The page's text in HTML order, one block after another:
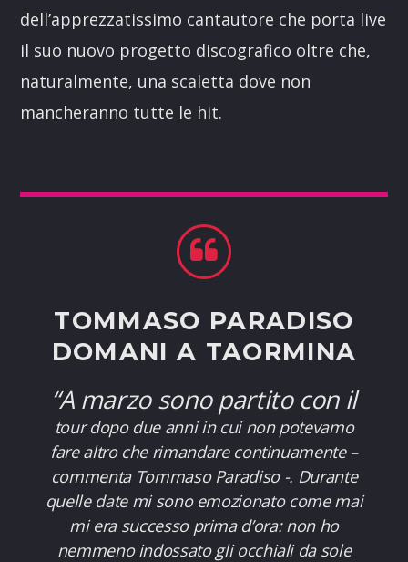
dell’apprezzatissimo cantautore che porta live
il suo nuovo progetto discografico oltre che,
naturalmente, una scaletta dove non
mancheranno tutte le hit.
TOMMASO PARADISO
DOMANI A TAORMINA
“A marzo sono partito con il
tour dopo due anni in cui non potevamo
fare altro che rimandare continuamente –
commenta Tommaso Paradiso -. Durante
quelle date mi sono emozionato come mai
mi era successo prima d’ora: non ho
nemmeno indossato gli occhiali da sole